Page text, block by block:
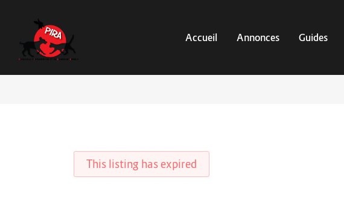
Accueil Annonces Guides
This listing has expired